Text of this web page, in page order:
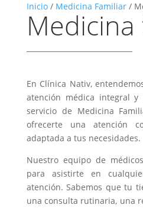
Inicio/ Medicina Familiar/
En Clínica Nativ,
atención médica integral y
servicio de Medicina
ofrecerte una atención
adaptada a tus necesidades.
Nuestro equipo de
para asistirte en
atención. Sabemos que tu
una consulta rutinaria, una